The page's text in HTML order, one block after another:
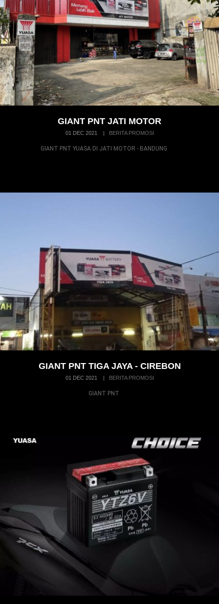
GIANT PNT JATI MOTOR
01 DEC 2021 | BERITA PROMOSI
GIANT PNT YUASA DI JATI MOTOR - BANDUNG
GIANT PNT TIGA JAYA - CIREBON
01 DEC 2021 | BERITA PROMOSI
GIANT PNT